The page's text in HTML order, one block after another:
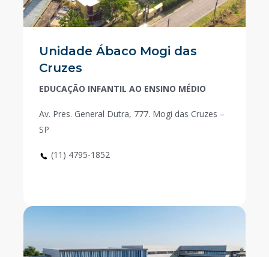
Unidade Ábaco Mogi das
Cruzes
EDUCAÇÃO INFANTIL AO ENSINO MÉDIO
Av. Pres. General Dutra, 777. Mogi das Cruzes –
SP
(11) 4795-1852